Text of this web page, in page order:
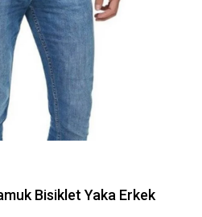
Bisiklet Yaka Erkek